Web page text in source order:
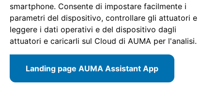
smartphone. Consente di impostare facilmente i
parametri del dispositivo, controllare gli attuatori e
leggere i dati operativi e del dispositivo dagli
attuatori e caricarli sul Cloud di AUMA per l'analisi.
Landing page AUMA Assistant App